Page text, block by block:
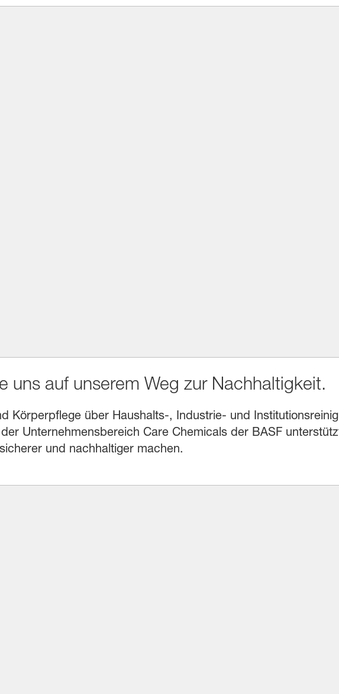
uns auf unserem Weg zur Nachhaltigkeit.
Körperpflege über Haushalts-, Industrie- und
Unternehmensbereich Care Chemicals der BASF
und nachhaltiger machen.